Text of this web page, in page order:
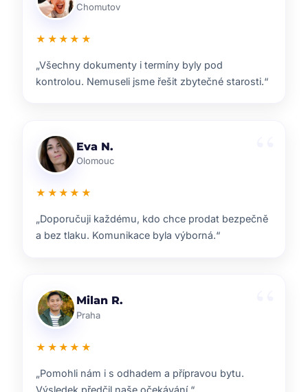
Brno
★★★★★
„Od prvního setkání bylo jasné, že ví, co dělají.
Prodej proběhl hladce a za dobrou cenu.“
Lenka T.
Plzeň
★★★★★
„Velmi příjemná spolupráce. Každý krok nám
vysvětlili a vždy jsme věděli, co nás čeká.“
Ondřej S.
Liberec
★★★★★
„ZOO reality nám pomohli s prodejem domu i s
navazujícím hledáním nového bydlení.“